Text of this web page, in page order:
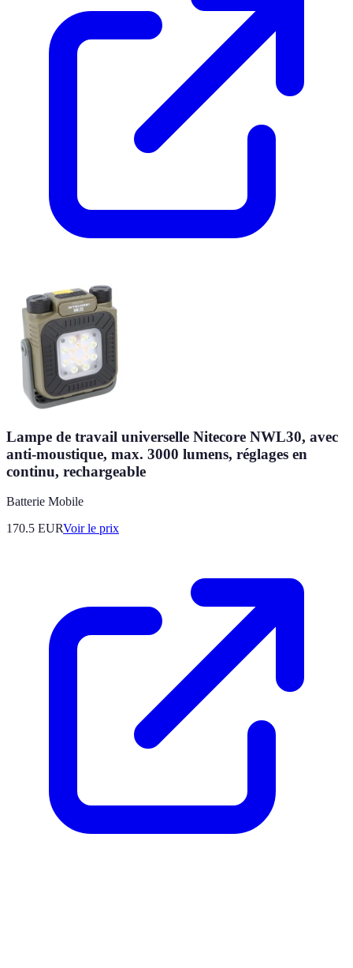
Lampe de travail universelle Nitecore NWL30, avec
anti-moustique, max. 3000 lumens, réglages en
continu, rechargeable
Batterie Mobile
170.5 EURVoir le prix